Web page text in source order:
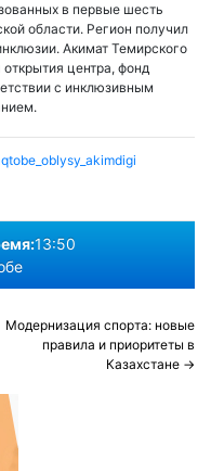
в первые шесть
области. Регион получил
Акимат Темирского
центра, фонд
с инклюзивным
13:50
Модернизация спорта: новые
правила и приоритеты в
Казахстане